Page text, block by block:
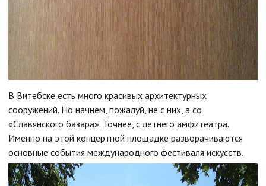
В Витебске есть много красивых архитектурных
сооружений. Но начнем, пожалуй, не с них, а со
«Славянского базара». Точнее, с летнего амфитеатра.
Именно на этой концертной площадке разворачиваются
основные события международного фестиваля искусств.